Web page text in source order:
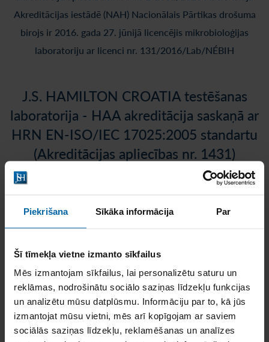
Piekrišana Sīkāka informācija Par
Šī tīmekļa vietne izmanto sīkfailus
Mēs izmantojam sīkfailus, lai personalizētu saturu un
reklāmas, nodrošinātu sociālo saziņas līdzekļu funkcijas
un analizētu mūsu datplūsmu. Informāciju par to, kā jūs
izmantojat mūsu vietni, mēs arī kopīgojam ar saviem
sociālās saziņas līdzekļu, reklamēšanas un analīzes
Akreditācijas iestādē (NAH) Nacionālais Pārtikas drošuma
birojs ir 2016. gada 27. jūnijā licencējis mikrobioloģijas
laboratoriju ar licenci nr. 131/2016/Lab/NÉBIH
J.S. HAMILTON CROATIA testēšanas
laboratorija - HAA akreditācija saskaņā ar
HRN EN-ISO/IEC 17025:2005 standartu
(Akreditācijas apliecības nr. 1431)
J.S. Hamilton Croatia (iepriekš LABOSANO) savu pirmo
veiksmīgas apvienošanās ar J.S. Hamilton grupu,
akreditācija ir pārnesta uz jauno uzņēmuma nosaukumu J.S.
Hamilton Croatia. Laboratorija piedāvā mikrobioloģisko un
ķīmisko pārtikas, barības, vides paraugu un kosmētikas